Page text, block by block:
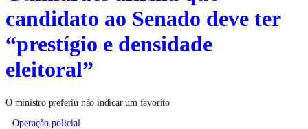
candidato ao Senado deve ter
“prestígio e densidade
eleitoral”
O ministro preferiu não indicar um favorito
Operação policial